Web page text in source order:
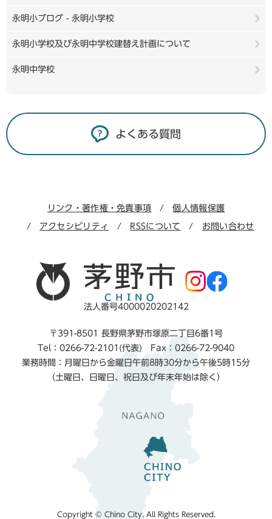
永明小ブログ - 永明小学校
永明小学校及び永明中学校建替え計画について
永明中学校
よくある質問
リンク・著作権・免責事項 個人情報保護
アクセシビリティ RSSについて お問い合わせ
法人番号4000020202142
〒391-8501 長野県茅野市塚原二丁目6番1号
Tel：0266-72-2101(代表) Fax：0266-72-9040
業務時間：月曜日から金曜日午前8時30分から午後5時15分
（土曜日、日曜日、祝日及び年末年始は除く）
Copyright © Chino City. All Rights Reserved.